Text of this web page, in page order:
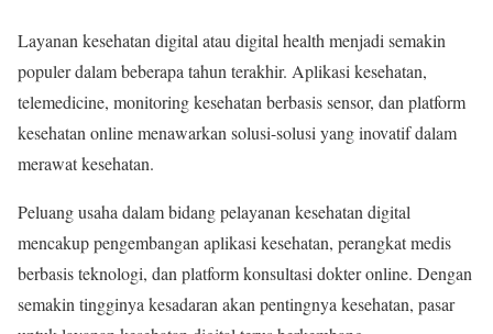
Layanan kesehatan digital atau digital health menjadi semakin
populer dalam beberapa tahun terakhir. Aplikasi kesehatan,
telemedicine, monitoring kesehatan berbasis sensor, dan platform
kesehatan online menawarkan solusi-solusi yang inovatif dalam
merawat kesehatan.
Peluang usaha dalam bidang pelayanan kesehatan digital
mencakup pengembangan aplikasi kesehatan, perangkat medis
berbasis teknologi, dan platform konsultasi dokter online. Dengan
semakin tingginya kesadaran akan pentingnya kesehatan, pasar